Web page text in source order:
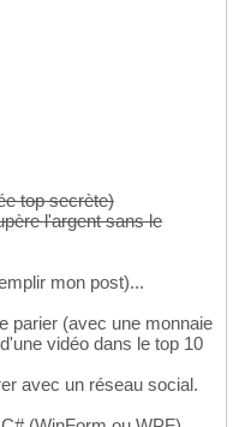
top secrète)
l'argent sans le
mon post)...
parier (avec une monnaie
vidéo dans le top 10
avec un réseau social.